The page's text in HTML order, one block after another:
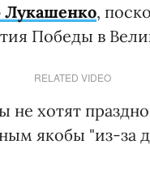
Лукашенко,
Победы в
RELATED VIDEO
хотят
якобы "из-за